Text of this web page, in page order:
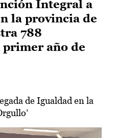
Integral a
la provincia de
788
primer año de
de Igualdad en la